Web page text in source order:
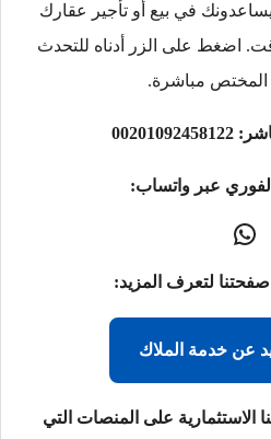
يساعدونك في بيع أو تأجير عقارك
اضغط على الزر أدناه للتحدث
مباشرة.
00201092458122
عبر واتساب:
صفحتنا لتعرف المزيد:
عن خدمة الملاك
على المنصات التي